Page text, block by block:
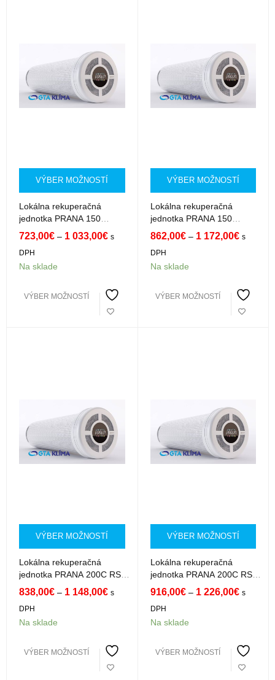
VÝBER MOŽNOSTÍ
Lokálna rekuperačná
jednotka PRANA 150
Premium
723,00€ – 1 033,00€ s
DPH
Na sklade
VÝBER MOŽNOSTÍ
VÝBER MOŽNOSTÍ
Lokálna rekuperačná
jednotka PRANA 150
Premium Plus
862,00€ – 1 172,00€ s
DPH
Na sklade
VÝBER MOŽNOSTÍ
VÝBER MOŽNOSTÍ
Lokálna rekuperačná
jednotka PRANA 200C RS51
Standard
838,00€ – 1 148,00€ s
DPH
Na sklade
VÝBER MOŽNOSTÍ
VÝBER MOŽNOSTÍ
Lokálna rekuperačná
jednotka PRANA 200C RS51
Premium
916,00€ – 1 226,00€ s
DPH
Na sklade
VÝBER MOŽNOSTÍ